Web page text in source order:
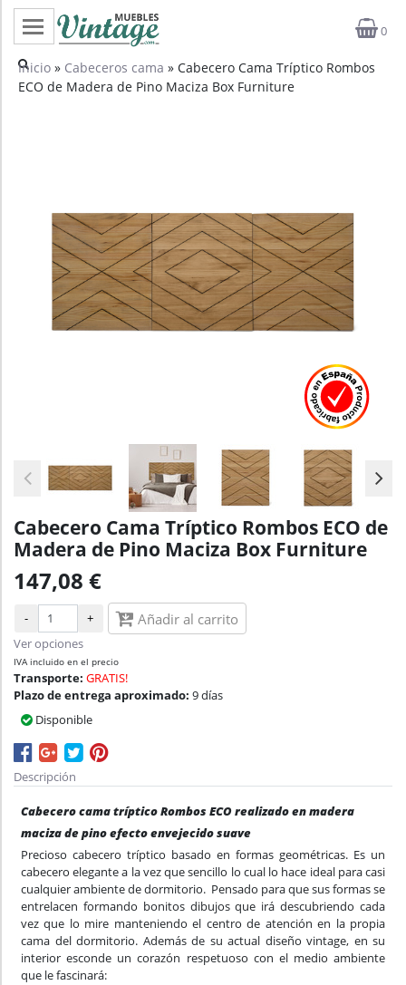
0
Categorías
Estilos
Proyectos
Profesionales
Inicio » Cabeceros cama » Cabecero Cama Tríptico Rombos
ECO de Madera de Pino Maciza Box Furniture
Cabecero Cama Tríptico Rombos ECO de
Madera de Pino Maciza Box Furniture
147,08 €
- + Añadir al carrito
Ver opciones
IVA incluido en el precio
Transporte: GRATIS!
Plazo de entrega aproximado: 9 días
Disponible
Descripción
Cabecero cama tríptico Rombos ECO realizado en madera
maciza de pino efecto envejecido suave
Precioso cabecero tríptico basado en formas geométricas. Es un
cabecero elegante a la vez que sencillo lo cual lo hace ideal para casi
cualquier ambiente de dormitorio. Pensado para que sus formas se
entrelacen formando bonitos dibujos que irá descubriendo cada
vez que lo mire manteniendo el centro de atención en la propia
cama del dormitorio. Además de su actual diseño vintage, en su
interior esconde un corazón respetuoso con el medio ambiente
que le fascinará: